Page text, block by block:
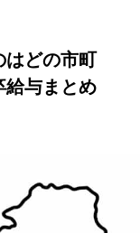
はどの市町
給与まとめ